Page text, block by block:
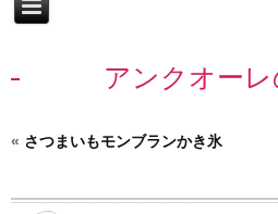
アンクオー
« さつまいもモンブランかき氷